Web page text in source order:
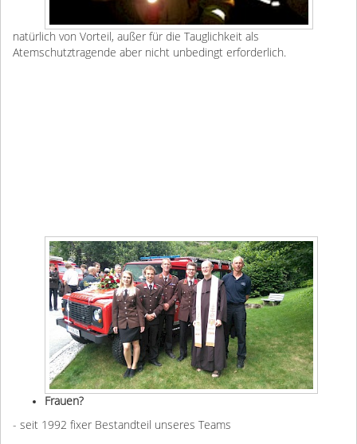
natürlich von Vorteil, außer für die Tauglichkeit als
Atemschutztragende aber nicht unbedingt erforderlich.
Frauen?
- seit 1992 fixer Bestandteil unseres Teams